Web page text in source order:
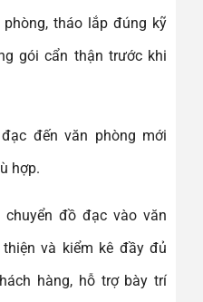
tháo lắp đúng kỹ
gói cẩn thận trước khi
đến văn phòng mới
hợp.
đồ đạc vào văn
và kiểm kê đầy đủ
hàng, hỗ trợ bày trí